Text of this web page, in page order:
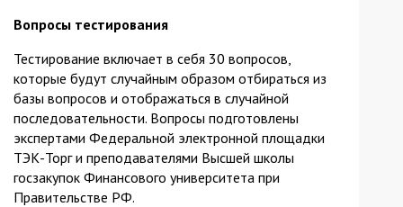
Вопросы тестирования
Тестирование включает в себя 30 вопросов,
которые будут случайным образом отбираться из
базы вопросов и отображаться в случайной
последовательности. Вопросы подготовлены
экспертами Федеральной электронной площадки
ТЭК-Торг и преподавателями Высшей школы
госзакупок Финансового университета при
Правительстве РФ.